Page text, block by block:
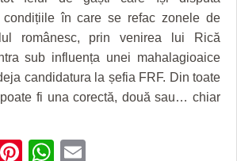
condițiile în care se refac zonele de
românesc, prin venirea lui Rică
sub influența unei mahalagioaice
candidatura la șefia FRF. Din toate
fi una corectă, două sau… chiar
LinkedIn
Pinterest
WhatsApp